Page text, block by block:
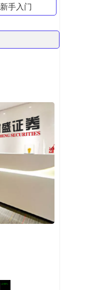
新手入门